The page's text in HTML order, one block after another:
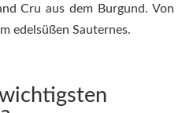
Cru aus dem Burgund. Von
edelsüßen Sauternes.